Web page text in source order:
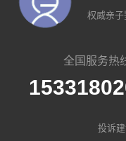
权威亲
全国服务热
投诉